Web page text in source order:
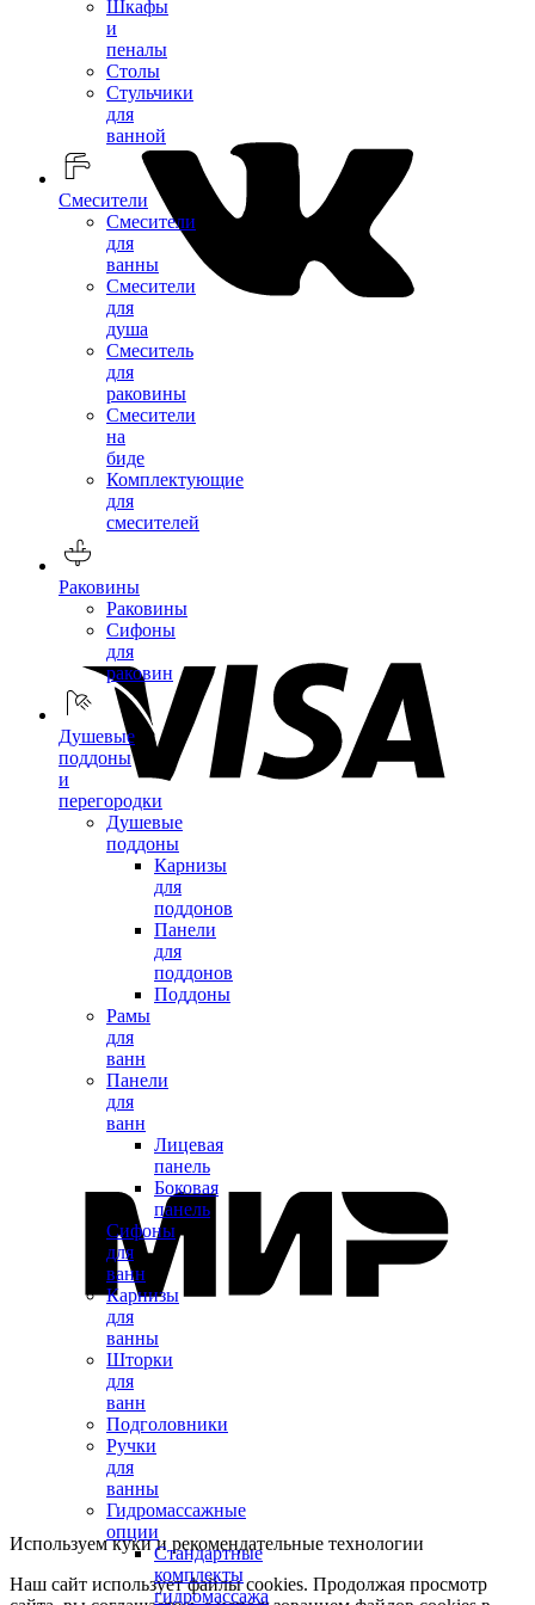
Шкафы
и
пеналы
Столы
Стульчики
для
ванной
Смесители
Смесители
для
ванны
Смесители
для
душа
Смеситель
для
раковины
Смесители
на
биде
Комплектующие
для
смесителей
Раковины
Раковины
Сифоны
для
раковин
Душевые
поддоны
и
перегородки
Душевые
поддоны
Карнизы
для
поддонов
Панели
для
поддонов
Поддоны
Рамы
для
ванн
Панели
для
ванн
Лицевая
панель
Боковая
панель
Сифоны
для
ванн
Карнизы
для
ванны
Шторки
для
ванн
Подголовники
Ручки
для
ванны
Гидромассажные
опции
Стандартные
комплекты
гидромассажа
Используем куки и рекомендательные технологии
Наш сайт использует файлы cookies. Продолжая просмотр